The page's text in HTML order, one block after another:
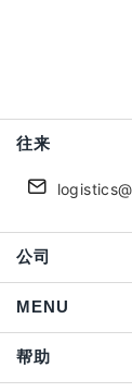
往来
公司
MENU
帮助